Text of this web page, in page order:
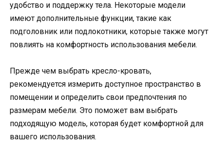
удобство и поддержку тела. Некоторые модели
имеют дополнительные функции, такие как
подголовник или подлокотники, которые также могут
повлиять на комфортность использования мебели.
Прежде чем выбрать кресло-кровать,
рекомендуется измерить доступное пространство в
помещении и определить свои предпочтения по
размерам мебели. Это поможет вам выбрать
подходящую модель, которая будет комфортной для
вашего использования.